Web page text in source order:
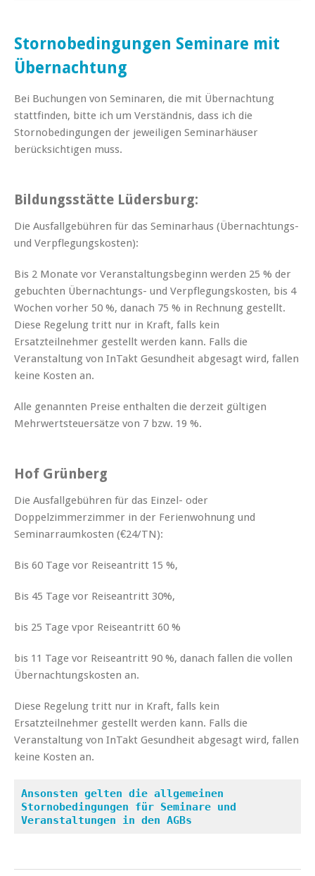
Stornobedingungen Seminare mit
Übernachtung
Bei Buchungen von Seminaren, die mit Übernachtung
stattfinden, bitte ich um Verständnis, dass ich die
Stornobedingungen der jeweiligen Seminarhäuser
berücksichtigen muss.
Bildungsstätte Lüdersburg:
Die Ausfallgebühren für das Seminarhaus (Übernachtungs-
und Verpflegungskosten):
Bis 2 Monate vor Veranstaltungsbeginn werden 25 % der
gebuchten Übernachtungs- und Verpflegungskosten, bis 4
Wochen vorher 50 %, danach 75 % in Rechnung gestellt.
Diese Regelung tritt nur in Kraft, falls kein
Ersatzteilnehmer gestellt werden kann. Falls die
Veranstaltung von InTakt Gesundheit abgesagt wird, fallen
keine Kosten an.
Alle genannten Preise enthalten die derzeit gültigen
Mehrwertsteuersätze von 7 bzw. 19 %.
Hof Grünberg
Die Ausfallgebühren für das Einzel- oder
Doppelzimmerzimmer in der Ferienwohnung und
Seminarraumkosten (€24/TN):
Bis 60 Tage vor Reiseantritt 15 %,
Bis 45 Tage vor Reiseantritt 30%,
bis 25 Tage vpor Reiseantritt 60 %
bis 11 Tage vor Reiseantritt 90 %, danach fallen die vollen
Übernachtungskosten an.
Diese Regelung tritt nur in Kraft, falls kein
Ersatzteilnehmer gestellt werden kann. Falls die
Veranstaltung von InTakt Gesundheit abgesagt wird, fallen
keine Kosten an.
Ansonsten gelten die allgemeinen
Stornobedingungen für Seminare und
Veranstaltungen in den AGBs